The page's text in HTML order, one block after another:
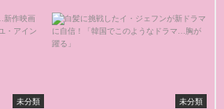
未分類 未分類